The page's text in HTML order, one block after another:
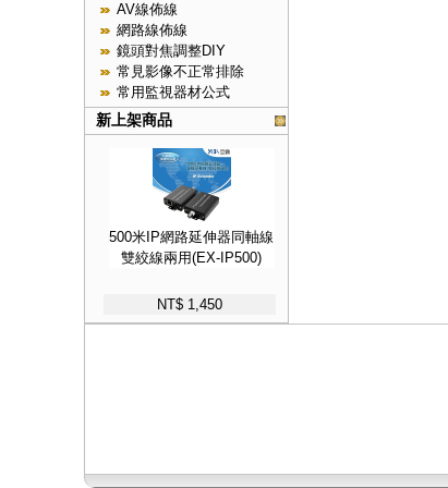
AV線佈線
網路線佈線
鏡頭對焦調整DIY
常見影像不正常排除
常用監視器材公式
新上架商品
500米IP網路延伸器同軸線
雙絞線兩用(EX-IP500)
NT$ 1,450